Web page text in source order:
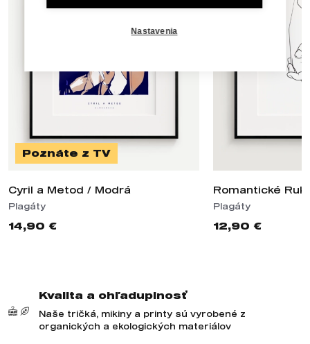
Poznáte z TV
Cyril a Metod / Modrá
Plagáty
14,90 €
Romantické
Plagáty
12,90 €
Kvalita a ohľaduplnosť
Naše tričká, mikiny a printy sú vyrobené z
organických a ekologických materiálov
Nastavenia